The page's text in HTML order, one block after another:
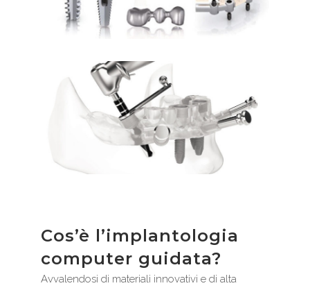
Cos’è l’implantologia
computer guidata?
Avvalendosi di materiali innovativi e di alta